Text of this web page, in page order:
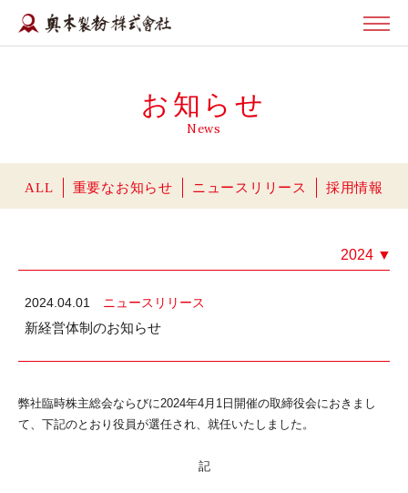
お知らせ
News
ALL 重要なお知らせ ニュースリリース 採用情報
2024 ▼
2024.04.01 ニュースリリース
新経営体制のお知らせ
弊社臨時株主総会ならびに2024年4月1日開催の取締役会におきまし
て、下記のとおり役員が選任され、就任いたしました。
記